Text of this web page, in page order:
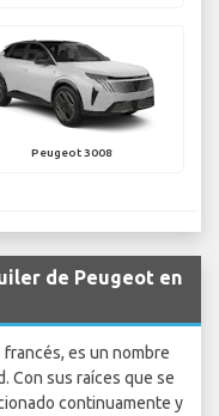
Peugeot 3008
de Peugeot en
es un nombre
Con sus raíces que se
continuamente y